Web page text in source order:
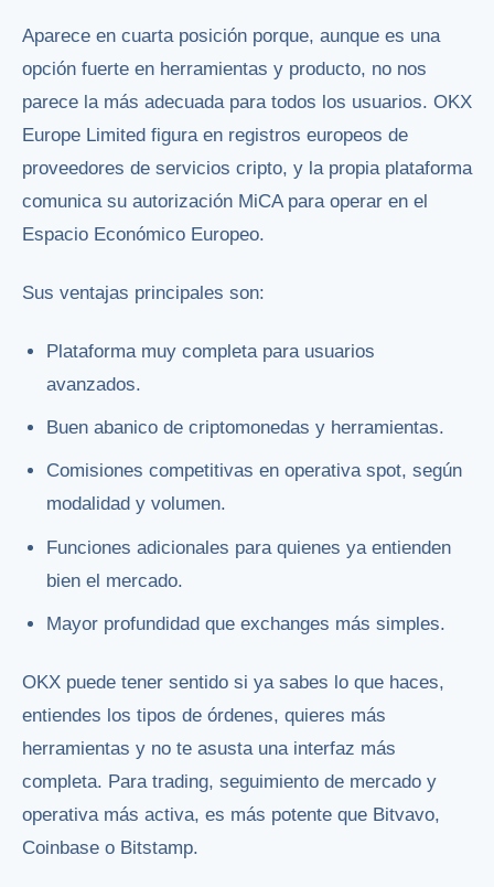
Aparece en cuarta posición porque, aunque es una
opción fuerte en herramientas y producto, no nos
parece la más adecuada para todos los usuarios. OKX
Europe Limited figura en registros europeos de
proveedores de servicios cripto, y la propia plataforma
comunica su autorización MiCA para operar en el
Espacio Económico Europeo.
Sus ventajas principales son:
Plataforma muy completa para usuarios
avanzados.
Buen abanico de criptomonedas y herramientas.
Comisiones competitivas en operativa spot, según
modalidad y volumen.
Funciones adicionales para quienes ya entienden
bien el mercado.
Mayor profundidad que exchanges más simples.
OKX puede tener sentido si ya sabes lo que haces,
entiendes los tipos de órdenes, quieres más
herramientas y no te asusta una interfaz más
completa. Para trading, seguimiento de mercado y
operativa más activa, es más potente que Bitvavo,
Coinbase o Bitstamp.